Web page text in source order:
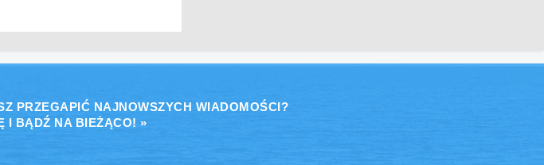
PRZEGAPIĆ NAJNOWSZYCH WIADOMOŚCI?
I BĄDŹ NA BIEŻĄCO! »